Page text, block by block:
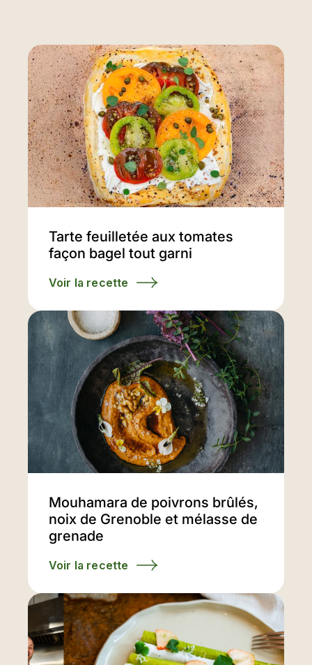
Tarte feuilletée aux tomates
façon bagel tout garni
Voir la recette
Mouhamara de poivrons brûlés,
noix de Grenoble et mélasse de
grenade
Voir la recette